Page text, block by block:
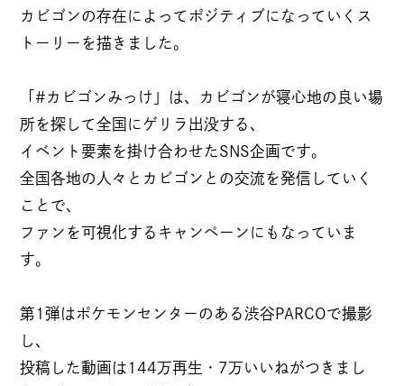
情報セキュリティ方針
プライバシーポリシー
ソーシャルメディアポリシー
カビゴンの存在によってポジティブになっていくス
トーリーを描きました。
「#カビゴンみっけ」は、カビゴンが寝心地の良い場
所を探して全国にゲリラ出没する、
イベント要素を掛け合わせたSNS企画です。
全国各地の人々とカビゴンとの交流を発信していく
ことで、
ファンを可視化するキャンペーンにもなっていま
す。
第1弾はポケモンセンターのある渋谷PARCOで撮影
し、
投稿した動画は144万再生・7万いいねがつきまし